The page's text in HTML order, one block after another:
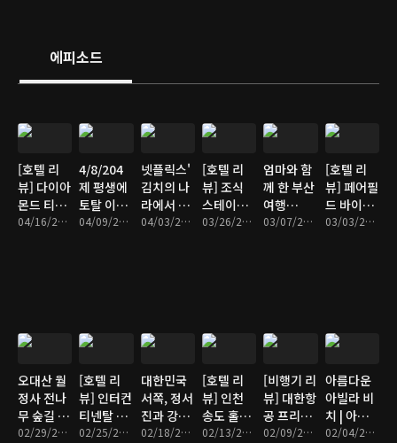
에피소드
[호텔 리
뷰] 다이아
몬드 티어
로 다녀온
04/16/2024 • 14분
4/8/204
제 평생에
토탈 이클
립스를 보
04/09/2024 • 7분
넷플릭스'
김치의 나
라에서 나
왔던 오이
개성집
04/03/2024 • 12분
[호텔 리
뷰] 조식
스테이크
맛집 그랜
03/26/2024 • 13분
엄마와 함
께 한 부산
여행
(feat. 밀03/07/2024 • 15분
[호텔 리
뷰] 페어필
드 바이매
리어트 부
03/03/2024 • 13분
오대산 월
정사 전나
무 숲길 /
평창 오징
02/29/2024 • 12분
[호텔 리
뷰] 인터컨
티넨탈 알
펜시아 평
02/25/2024 • 15분
대한민국
서쪽, 정서
진과 강화
도 여행 02/18/2024 • 14분
[호텔 리
뷰] 인천
송도 홀리
데이 인 &
02/13/2024 • 11분
[비행기 리
뷰] 대한항
공 프리스
티지 클래
02/09/2024 • 17분
아름다운
아빌라 비
치 | 아빌
라 핫스프
02/04/2024 • 9분